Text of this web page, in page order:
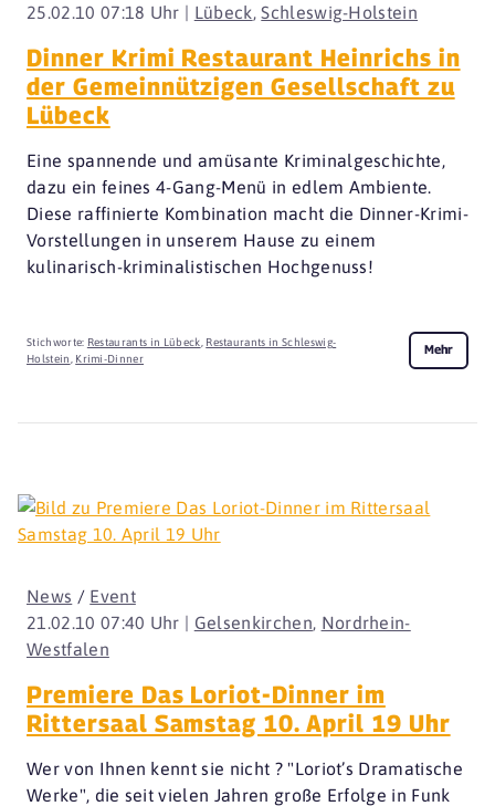
25.02.10 07:18 Uhr | Lübeck ,Schleswig-Holstein
Dinner Krimi Restaurant Heinrichs in
der Gemeinnützigen Gesellschaft zu
Lübeck
Eine spannende und amüsante Kriminalgeschichte,
dazu ein feines 4-Gang-Menü in edlem Ambiente.
Diese raffinierte Kombination macht die Dinner-Krimi-
Vorstellungen in unserem Hause zu einem
kulinarisch-kriminalistischen Hochgenuss!
Stichworte: Restaurants in Lübeck, Restaurants in Schleswig-
Holstein, Krimi-Dinner
Mehr
21.02.10 07:40 Uhr | Gelsenkirchen, Nordrhein-
Westfalen
News / Event
Premiere Das Loriot-Dinner im
Rittersaal Samstag 10. April 19 Uhr
Wer von Ihnen kennt sie nicht ? "Loriot’s Dramatische
Werke", die seit vielen Jahren große Erfolge in Funk